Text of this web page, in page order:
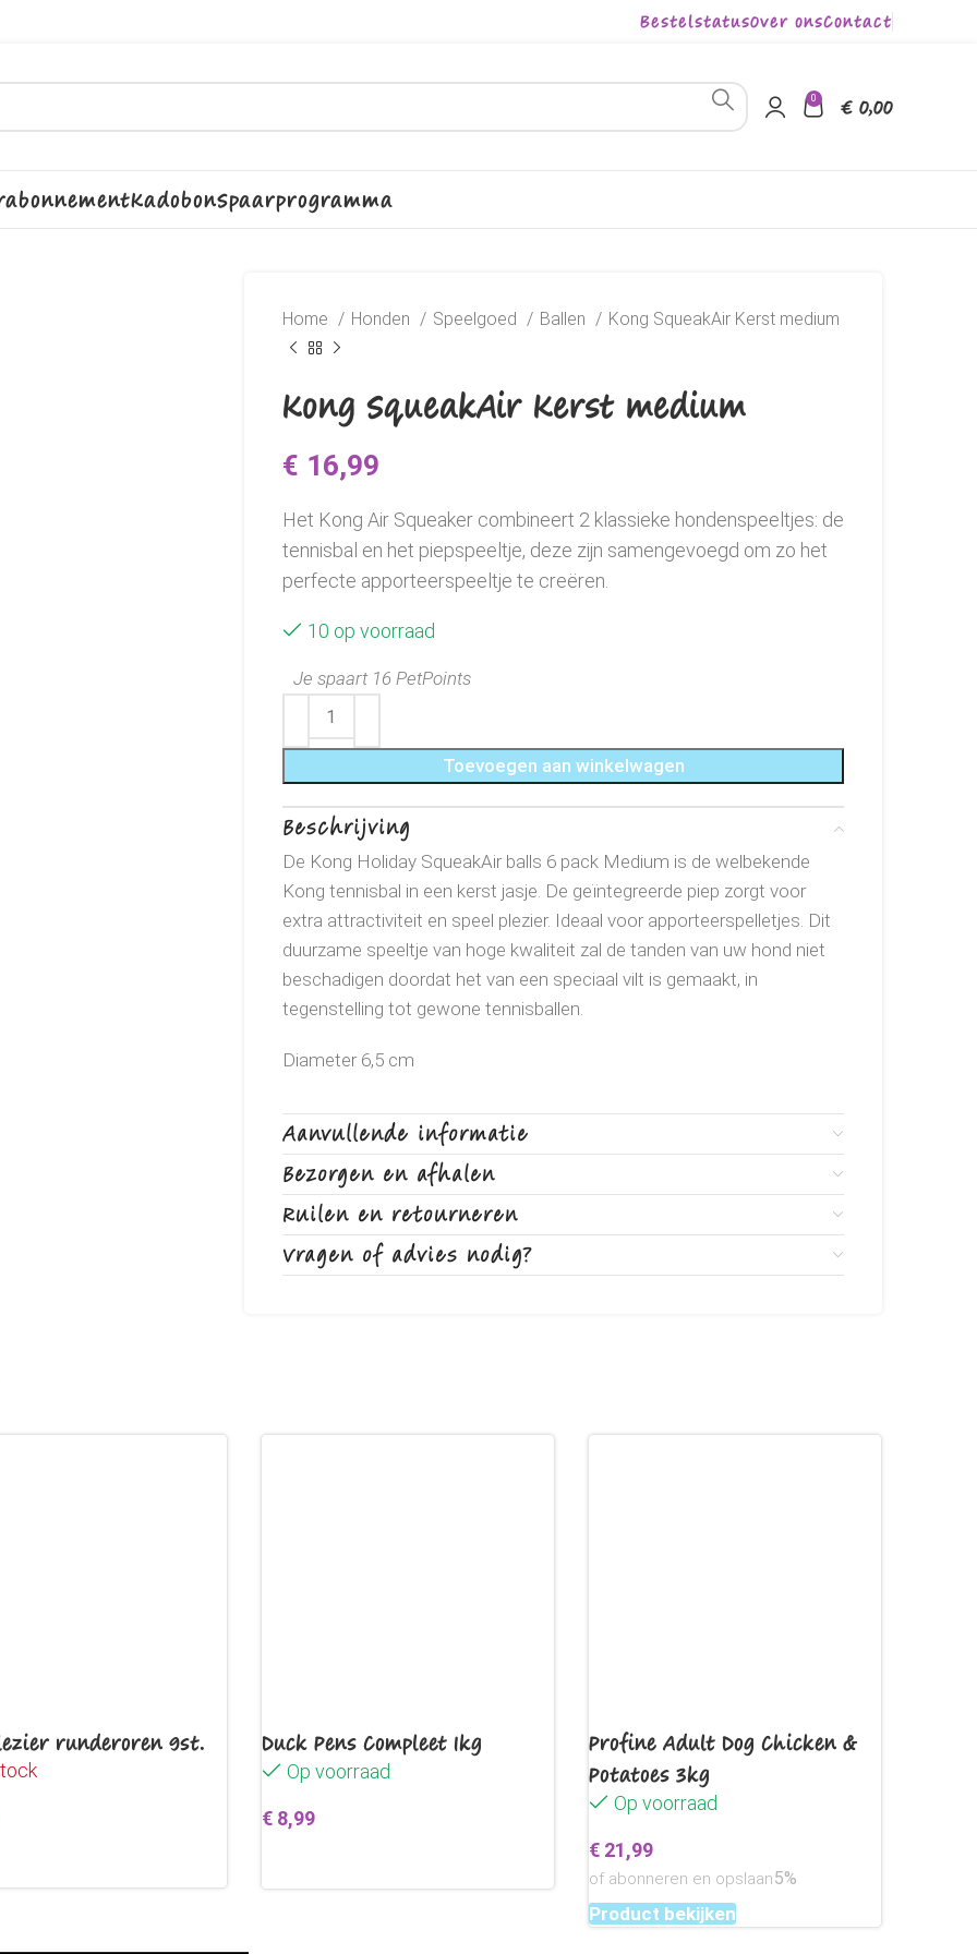
BestelstatusOver onsContact
0 € 0,00
KadobonSpaarprogramma
Home Honden Speelgoed Ballen Kong SqueakAir Kerst medium
Kong SqueakAir Kerst medium
€ 16,99
Het Kong Air Squeaker combineert 2 klassieke hondenspeeltjes: de
tennisbal en het piepspeeltje, deze zijn samengevoegd om zo het
perfecte apporteerspeeltje te creëren.
10 op voorraad
Je spaart 16 PetPoints
Toevoegen aan winkelwagen
Beschrijving
De Kong Holiday SqueakAir balls 6 pack Medium is de welbekende
Kong tennisbal in een kerst jasje. De geïntegreerde piep zorgt voor
extra attractiviteit en speel plezier. Ideaal voor apporteerspelletjes. Dit
duurzame speeltje van hoge kwaliteit zal de tanden van uw hond niet
beschadigen doordat het van een speciaal vilt is gemaakt, in
tegenstelling tot gewone tennisballen.
Diameter 6,5 cm
Aanvullende informatie
Bezorgen en afhalen
Ruilen en retourneren
Vragen of advies nodig?
runderoren 9st. Duck Pens Compleet 1kg
Op voorraad
€ 8,99
Profine Adult Dog Chicken &
Potatoes 3kg
Op voorraad
€ 21,99
of abonneren en opslaan5%
Product bekijken